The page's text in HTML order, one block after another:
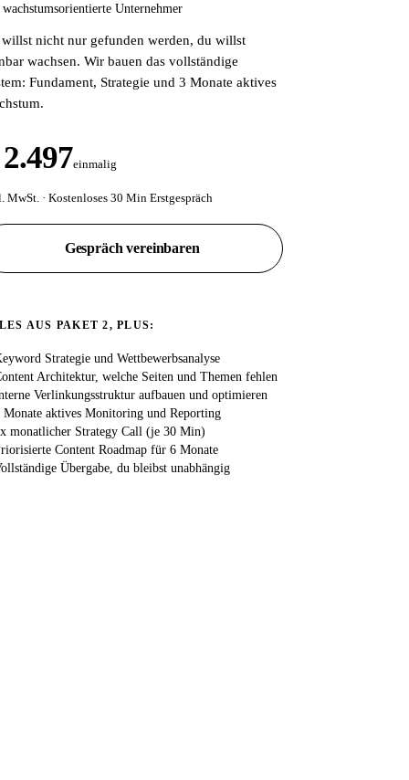
Unternehmer
nicht nur gefunden werden, du willst
wachsen. Wir bauen das vollständige
Fundament, Strategie und 3 Monate aktives
einmalig
MwSt. · Kostenloses 30 Min Erstgespräch
Gespräch vereinbaren
AUS PAKET 2, PLUS:
Strategie und Wettbewerbsanalyse
Architektur, welche Seiten und Themen fehlen
Verlinkungsstruktur aufbauen und optimieren
Monate aktives Monitoring und Reporting
monatlicher Strategy Call (je 30 Min)
Content Roadmap für 6 Monate
Übergabe, du bleibst unabhängig